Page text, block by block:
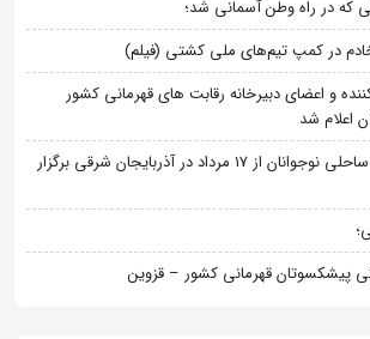
که در راه وطن آسمانی شد؛
در کمپ تیم‌های ملی کشتی (فیلم)
و اعضای دبیرخانه رقابت های قهرمانی کشور
اعلام شد
اردوی تیم ملی کشتی ساحلی نوجوانان از 17 مرداد در آذربایجان شرقی برگزار
پیشکسوتان قهرمانی کشور – قزوین